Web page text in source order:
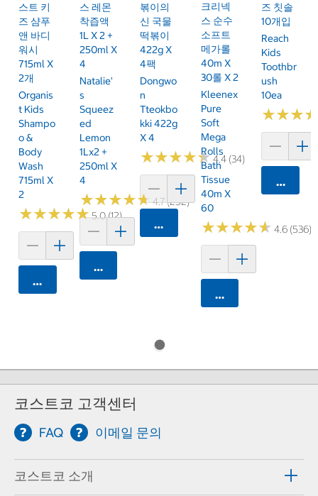
스트 키
즈 샴푸
앤 바디
워시
715ml X
2개
Organis
T Kids
Shampo
O &
Body
Wash
715ml X
2
★★★★★
★★★★★5.0 (12)
카트에 담기
스 레몬
착즙액
1L X 2 +
250ml X
4
Natalie'
S
Squeez
Ed
Lemon
1Lx2 +
250ml X
4
★★★★★
★★★★★4.7 (252)
카트에 담기
볶이의
신 국물
떡볶이
422g X
4팩
Dongwo
N
Tteokbo
Kki 422g
X 4
★★★★★
★★★★★4.4 (34)
카트에 담기
크리넥
스 순수
소프트
메가롤
40m X
30롤 X 2
Kleenex
Pure
Soft
Mega
Rolls
Bath
Tissue
40m X
60
★★★★★
★★★★★ 4.6 (536)
카트에 담기
즈 칫솔
10개입
Reach
Kids
Toothbr
Ush
10ea
★★★
★★★
카트에
코스트코 고객센터
FAQ 이메일 문의
코스트코 소개